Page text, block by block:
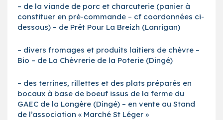
– de la viande de porc et charcuterie (panier à
constituer en pré-commande – cf coordonnées ci-
dessous) – de Prêt Pour La Breizh (Lanrigan)
– divers fromages et produits laitiers de chèvre –
Bio – de La Chèvrerie de la Poterie (Dingé)
– des terrines, rillettes et des plats préparés en
bocaux à base de boeuf issus de la ferme du
GAEC de la Longère (Dingé) – en vente au Stand
de l’association « Marché St Léger »